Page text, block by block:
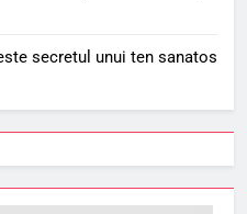
secretul unui ten sanatos